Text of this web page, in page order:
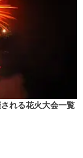
れる花火大会一覧